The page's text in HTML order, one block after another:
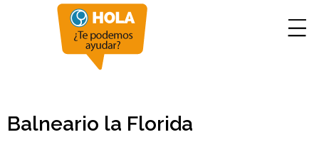
Balneario la Florida